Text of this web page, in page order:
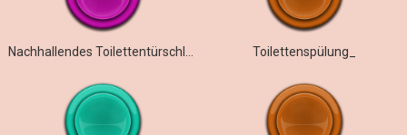
Toilettenspülung_